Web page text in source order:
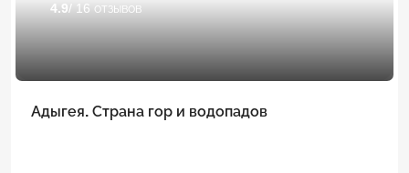
4.9/ 16 отзывов
Адыгея. Страна гор и водопадов